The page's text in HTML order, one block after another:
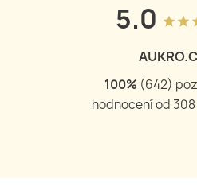
5.0 grade grade
100% (644)
hodnocení od309